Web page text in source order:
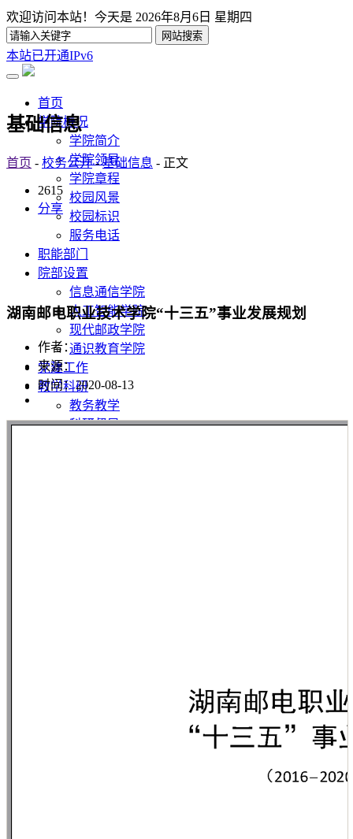
欢迎访问本站！今天是 2026年8月6日 星期四
本站已开通IPv6
首页
学院概况
学院简介
学院领导
学院章程
校园风景
校园标识
服务电话
职能部门
院部设置
信息通信学院
人工智能学院
现代邮政学院
通识教育学院
党建工作
教学科研
教务教学
科研督导
基础信息
首页 - 校务公开-基础信息 - 正文
2615
分享
湖南邮电职业技术学院“十三五”事业发展规划
作者：
来源：
时间：2020-08-13